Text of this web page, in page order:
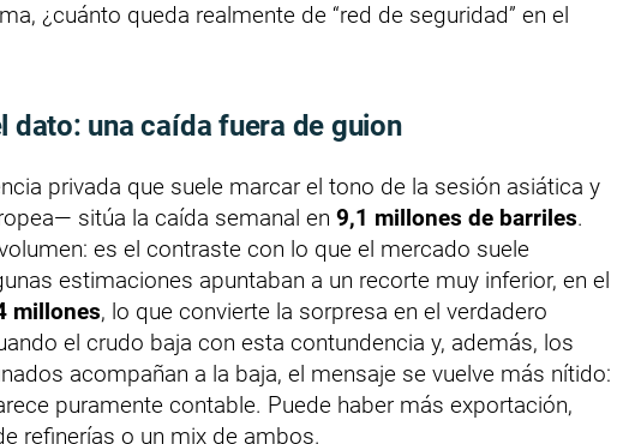
¿cuánto queda realmente de “red de seguridad” en el
dato: una caída fuera de guion
privada que suele marcar el tono de la sesión asiática y
sitúa la caída semanal en 9,1 millones de barriles.
es el contraste con lo que el mercado suele
estimaciones apuntaban a un recorte muy inferior, en el
millones, lo que convierte la sorpresa en el verdadero
el crudo baja con esta contundencia y, además, los
acompañan a la baja, el mensaje se vuelve más nítido:
puramente contable. Puede haber más exportación,
refinerías o un mix de ambos.